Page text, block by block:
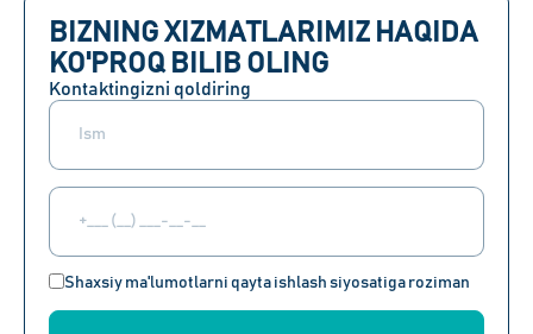
BIZNING XIZMATLARIMIZ HAQIDA
KO'PROQ BILIB OLING
Kontaktingizni qoldiring
Shaxsiy ma'lumotlarni qayta ishlash siyosatiga roziman